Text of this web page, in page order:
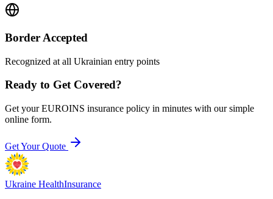
Border Accepted
Recognized at all Ukrainian entry points
Ready to Get Covered?
Get your EUROINS insurance policy in minutes with our simple
online form.
Get Your Quote
Ukraine HealthInsurance